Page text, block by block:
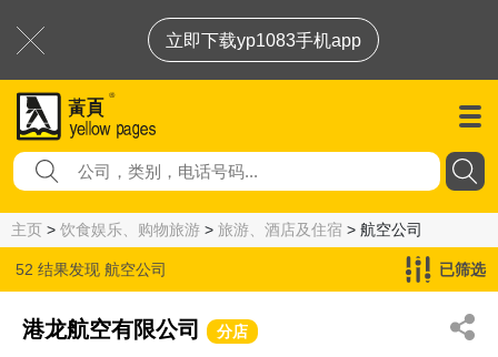
立即下载yp1083手机app
主页 > 饮食娱乐、购物旅游 > 旅游、酒店及住宿 > 航空公司
52 结果发现 航空公司 已筛选
港龙航空有限公司 分店